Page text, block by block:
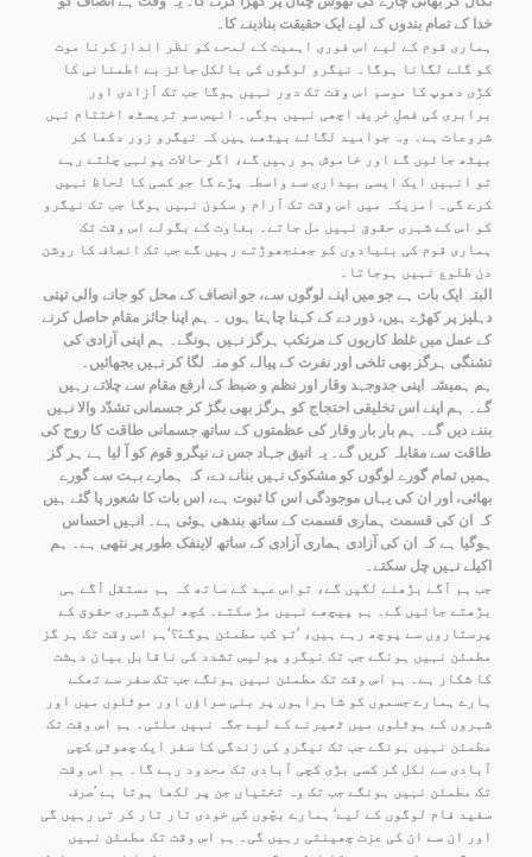
خدا کے تمام بندوں کے لیے ایک حقیقت بنادینے کا۔
ہماری قوم کے لیے اس فوری اہمیت کے لمحے کو نظر انداز کرنا موت
کو گلے لگانا ہوگا۔ نیگرو لوگوں کی بالکل جائز بے اطمنانی کا
کڑی دھوپ کا موسم اس وقت تک دور نہیں ہوگا جب تک آزادی اور
برابری کی فصلِ خریف اچھی نہیں ہوگی۔ انیس سو تریسٹھ اختتام نہں
شروعات ہے۔ وہ جوامید لگائے بیٹھے ہیں کہ نیگرو زور دکھا کر
بیٹھ جائیں گے اور خاموش ہو رہیں گے، اگر حالات یونہی چلتے رہے
تو انہیں ایک ایسی بیداری سے واسطہ پڑے گا جو کسی کا لحاظ نہیں
کرے گی۔ امریکہ میں اس وقت تک آرام و سکون نہیں ہوگا جب تک نیگرو
کو اس کے شہری حقوق نہیں مل جاتے۔ بغاوت کے بگولے اس وقت تک
ہماری قوم کی بنیادوں کو جھنجھوڑتے رہیں گے جب تک انصاف کا روشن
دن طلوع نہیں ہوجاتا۔
البتہ ایک بات ہے جو میں اپنے لوگوں سے، جو انصاف کے محل کو جانے والی تپتی
دہلیز پر کھڑے ہیں، ذور دے کے کہنا چاہتا ہوں ۔ ہم اپنا جائز مقام حاصل کرنے
کے عمل میں غلط کاریوں کے مرتکب ہرگز نہیں ہونگے۔ ہم اپنی آزادی کی
تشنگی ہرگز بھی تلخی اور نفرت کے پیالے کو منہ لگا کر نہیں بجھائیں۔
ہم ہمیشہ اپنی جدوجہد وقار اور نظم و ضبط کے ارفع مقام سے چلاتے رہیں
گے۔ ہم اپنے اس تخلیقی احتجاج کو ہرگز بھی بگڑ کر جسمانی تشدّد والا نہیں
بننے دیں گے۔ ہم بار بار وقار کی عظمتوں کے ساتھ جسمانی طاقت کا روح کی
طاقت سے مقابلہ کریں گے۔ یہ انیق جہاد جس نے نیگرو قوم کو آ لیا ہے ہر گز
ہمیں تمام گورے لوگوں کو مشکوک نہیں بنانے دے، کہ ہمارے بہت سے گورے
بھائی، اور ان کی یہاں موجودگی اس کا ثبوت ہے، اس بات کا شعور پا گئے ہیں
کہ ان کی قسمت ہماری قسمت کے ساتھ بندھی ہوئی ہے۔ انہیں احساس
ہوگیا ہے کہ ان کی آزادی ہماری آزادی کے ساتھ لاینفک طور پر نتھی ہے۔ ہم
اکیلے نہیں چل سکتے۔
جب ہم آگے بڑھنے لگیں گے، تواس عہد کے ساتھ کہ ہم مستقل آگے ہی
بڑھتے جائیں گے۔ ہم پیچھے نہیں مڑ سکتے۔ کچھ لوگ شہری حقوق کے
پرستاروں سے پوچھ رہے ہیں، ’تم کب مطمئن ہوگےَ؟‘ہم اس وقت تک ہر گز
مطمئن نہیں ہونگے جب تک نیگرو پولیس تشدد کی ناقابل بیان دہشت
کا شکار ہے۔ ہم اس وقت تک مطمئن نہیں ہونگے جب تک سفر سے تھکے
ہارے ہمارے جسموں کو شاہراہوں پر بنی سراؤں اور موٹلوں میں اور
شہروں کے ہوٹلوں میں ٹھیرنے کے لیے جگہ نہیں ملتی۔ ہم اس وقت تک
مطمئن نہیں ہونگے جب تک نیگرو کی زندگی کا سفر ایک چھوٹی کچی
آبادی سے نکل کر کسی بڑی کچی آبادی تک محدود رہے گا۔ ہم اس وقت
تک مطمئن نہیں ہونگے جب تک وہ تختیاں جن پر لکھا ہوتا ہے ’صرف
سفید فام لوگوں کے لیے‘ ہمارے بچّوں کی خودی تار تار کر تی رہیں گی
اور ان سے ان کی عزت چھینتی رہیں گی۔ ہم اس وقت تک مطمئن نہیں